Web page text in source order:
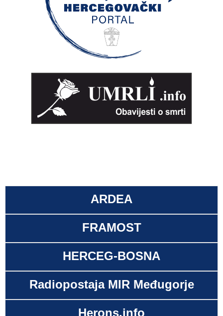
ARDEA
FRAMOST
HERCEG-BOSNA
Radiopostaja MIR Međugorje
Herons.info